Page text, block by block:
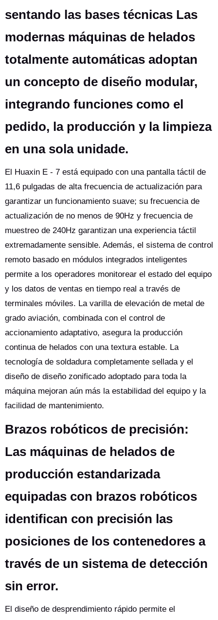
sentando las bases técnicas Las
modernas máquinas de helados
totalmente automáticas adoptan
un concepto de diseño modular,
integrando funciones como el
pedido, la producción y la limpieza
en una sola unidade.
El Huaxin E - 7 está equipado con una pantalla táctil de
11,6 pulgadas de alta frecuencia de actualización para
garantizar un funcionamiento suave; su frecuencia de
actualización de no menos de 90Hz y frecuencia de
muestreo de 240Hz garantizan una experiencia táctil
extremadamente sensible. Además, el sistema de control
remoto basado en módulos integrados inteligentes
permite a los operadores monitorear el estado del equipo
y los datos de ventas en tiempo real a través de
terminales móviles. La varilla de elevación de metal de
grado aviación, combinada con el control de
accionamiento adaptativo, asegura la producción
continua de helados con una textura estable. La
tecnología de soldadura completamente sellada y el
diseño de diseño zonificado adoptado para toda la
máquina mejoran aún más la estabilidad del equipo y la
facilidad de mantenimiento.
Brazos robóticos de precisión:
Las máquinas de helados de
producción estandarizada
equipadas con brazos robóticos
identifican con precisión las
posiciones de los contenedores a
través de un sistema de detección
sin error.
El diseño de desprendimiento rápido permite el